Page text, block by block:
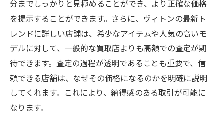
分までしっかりと見極めることができ、より正確な価格
を提示することができます。さらに、ヴィトンの最新ト
レンドに詳しい店舗は、希少なアイテムや人気の高いモ
デルに対して、一般的な買取店よりも高額での査定が期
待できます。査定の過程が透明であることも重要で、信
頼できる店舗は、なぜその価格になるのかを明確に説明
してくれます。これにより、納得感のある取引が可能に
なります。